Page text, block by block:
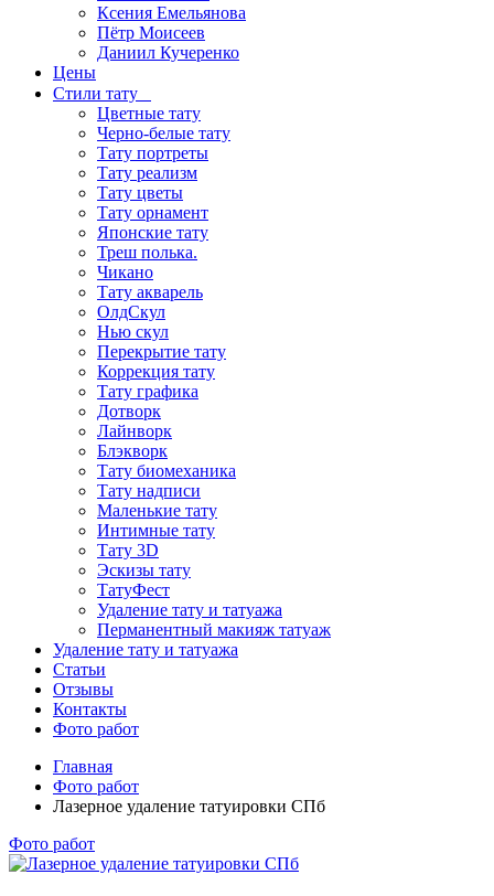
Ксения Емельянова
Пётр Моисеев
Даниил Кучеренко
Цены
Стили тату
Цветные тату
Черно-белые тату
Тату портреты
Тату реализм
Тату цветы
Тату орнамент
Японские тату
Треш полька.
Чикано
Тату акварель
ОлдСкул
Нью скул
Перекрытие тату
Коррекция тату
Тату графика
Дотворк
Лайнворк
Блэкворк
Тату биомеханика
Тату надписи
Маленькие тату
Интимные тату
Тату 3D
Эскизы тату
ТатуФест
Удаление тату и татуажа
Перманентный макияж татуаж
Удаление тату и татуажа
Статьи
Отзывы
Контакты
Фото работ
Главная
Фото работ
Лазерное удаление татуировки СПб
Фото работ